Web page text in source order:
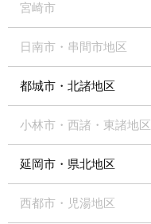
宮崎市
日南市・串間市地区
都城市・北諸地区
小林市・西諸・東諸地区
延岡市・県北地区
西都市・児湯地区